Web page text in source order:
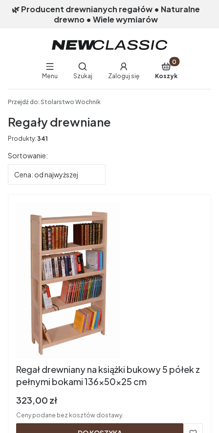
🌿 Producent drewnianych regałów • Naturalne
drewno • Wiele wymiarów
Menu
Otwórz wyszukiwarkę
Szukaj Zaloguj się
Produkty w
Koszyk
Przejdź do: Stolarstwo Wochnik
Regały drewniane
Produkty: 341
Lista produktów
Sortowanie:
Cena: od najwyższej
Regał drewniany na książki bukowy 5 półek z
pełnymi bokami 136x50x25 cm
Cena brutto
323,00 zł
Ceny podane bez kosztów dostawy.